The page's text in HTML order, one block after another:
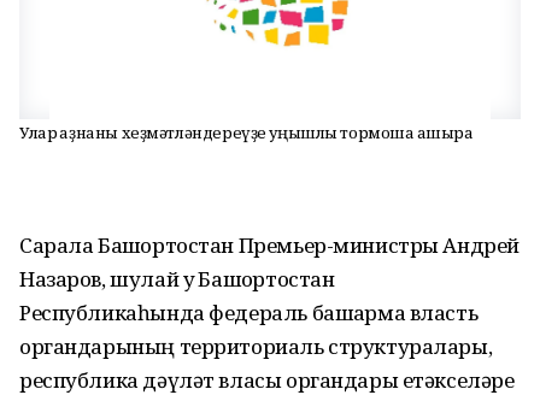
Улар ҡаҙнаны хеҙмәтләндереүҙе уңышлы тормошҡа ашыра
Сарала Башҡортостан Премьер-министры Андрей
Назаров, шулай уҡ Башҡортостан
Республикаһында федераль башҡарма власть
органдарының территориаль структуралары,
республика дәүләт власы органдары етәкселәре